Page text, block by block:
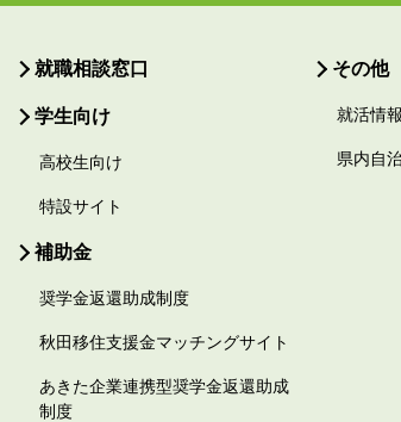
就職相談窓口
学生向け
高校生向け
特設サイト
補助金
奨学金返還助成制度
秋田移住支援金マッチングサイト
あきた企業連携型奨学金返還助成
制度
その他
就活情
県内自